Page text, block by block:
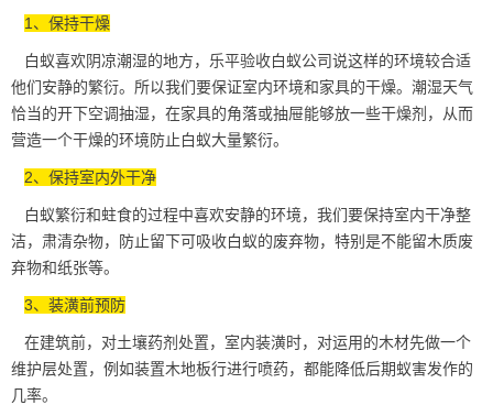
1、保持干燥
白蚁喜欢阴凉潮湿的地方，乐平验收白蚁公司说这样的环境较合适
他们安静的繁衍。所以我们要保证室内环境和家具的干燥。潮湿天气
恰当的开下空调抽湿，在家具的角落或抽屉能够放一些干燥剂，从而
营造一个干燥的环境防止白蚁大量繁衍。
2、保持室内外干净
白蚁繁衍和蛀食的过程中喜欢安静的环境，我们要保持室内干净整
洁，肃清杂物，防止留下可吸收白蚁的废弃物，特别是不能留木质废
弃物和纸张等。
3、装潢前预防
在建筑前，对土壤药剂处置，室内装潢时，对运用的木材先做一个
维护层处置，例如装置木地板行进行喷药，都能降低后期蚁害发作的
几率。